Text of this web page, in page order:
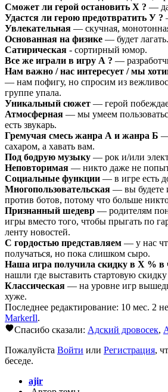
Сможет ли герой остановить Х ? —
Удастся ли герою предотвратить У ?
Увлекательная — скучная,
Основанная на физике — будет лагать.
Сатирическая - сортирный юмор.
Все же играли в игру А ? —
Нам важно / нас интересует / мы
— нам пофигу, но спросим из
группе упала.
Уникальный сюжет — герой
Атмосферная — мы умеем
есть звукарь.
Гремучая смесь жанра А и жанра Б —
сахаром, а хавать вам.
Под бодрую музыку — рок и/или
Неповторимая — никто даже не
Социальные функции — в игре есть
Многопользовательская — вы будете
против ботов, потому что больше
Признанный шедевр — родителям
игры вместо того, чтобы прыгать по
ленту новостей.
С гордостью представляем — у нас
получаться, но пока слишком сыро.
Наша игра получила скидку в Х % в
нашли где выставить стартовую
Классическая — на уровне игр
хуже.
Последнее редактирование: 10 мес. 2
MarkerIl.
Спасибо сказали: Адский дровосек,
Пожалуйста Войти или Регистрация,
беседе.
ajir